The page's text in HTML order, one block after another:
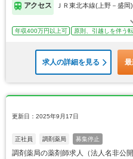
アクセス ＪＲ東北本線(上野－盛岡
年収400万円以上可 原則、引越しを伴う
求人の詳細を見る
更新日：2025年9月17日
正社員 調剤薬局 募集停止
調剤薬局の薬剤師求人（法人名非公